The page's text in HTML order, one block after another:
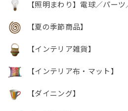
【照明まわり】電球／パー
【夏の季節商品】
【インテリア雑貨】
【インテリア布・マット】
【ダイニング】